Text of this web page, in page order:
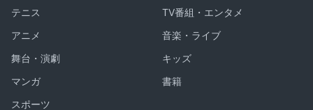
テニス
TV番組・エンタメ
アニメ
音楽・ライブ
舞台・演劇
キッズ
マンガ
書籍
スポーツ